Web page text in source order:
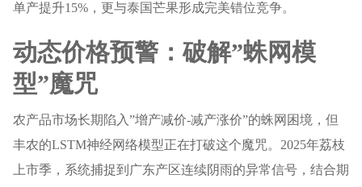
单产提升15%，更与泰国芒果形成完美错位竞争。
动态价格预警：破解”蛛网模
型”魔咒
农产品市场长期陷入”增产减价-减产涨价”的蛛网困境，但
丰农的LSTM神经网络模型正在打破这个魔咒。2025年荔枝
上市季，系统捕捉到广东产区连续阴雨的异常信号，结合期